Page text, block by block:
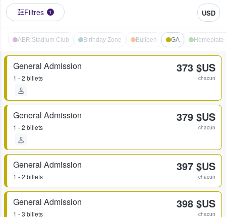
Filtres 1 USD
ABR Stadium Club Birthday Zone Bullpen GA
General Admission
1 - 2 billets
373 $US
chacun
General Admission
1 - 2 billets
379 $US
chacun
General Admission
1 - 2 billets
397 $US
chacun
General Admission
1 - 3 billets
398 $US
chacun